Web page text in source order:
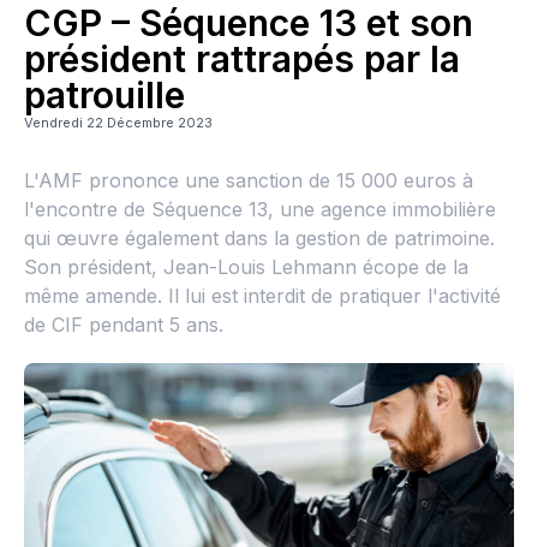
CGP – Séquence 13 et son
président rattrapés par la
patrouille
Vendredi 22 Décembre 2023
L'AMF prononce une sanction de 15 000 euros à
l'encontre de Séquence 13, une agence immobilière
qui œuvre également dans la gestion de patrimoine.
Son président, Jean-Louis Lehmann écope de la
même amende. Il lui est interdit de pratiquer l'activité
de CIF pendant 5 ans.